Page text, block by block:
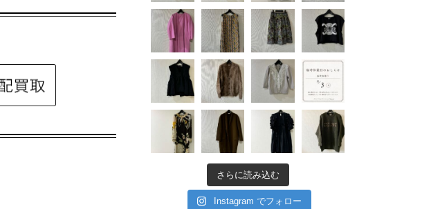
さらに読み込む
Instagram でフォロー